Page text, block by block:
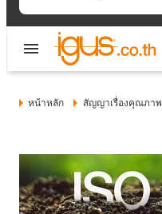
หน้าหลัก สัญญาเรื่องคุณภาพ